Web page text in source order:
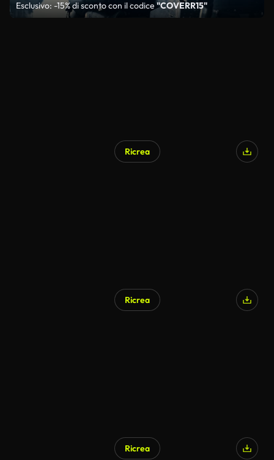
Esclusivo: -15% di sconto con il codice"COVERR15"
Ricrea
Ricrea
Ricrea